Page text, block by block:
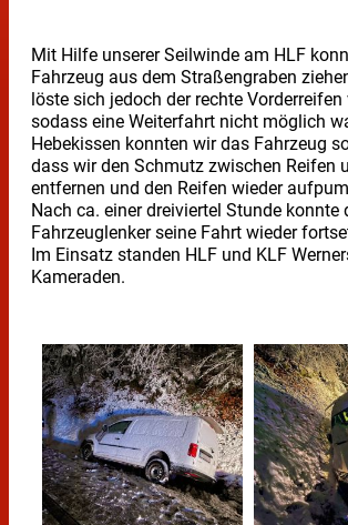
Mit Hilfe unserer Seilwinde am HLF
Fahrzeug aus dem Straßengraben
löste sich jedoch der rechte Vorderreifen
sodass eine Weiterfahrt nicht möglich
Hebekissen konnten wir das Fahrzeug
dass wir den Schmutz zwischen Reifen
entfernen und den Reifen wieder
Nach ca. einer dreiviertel Stunde konnte
Fahrzeuglenker seine Fahrt wieder
Im Einsatz standen HLF und KLF
Kameraden.